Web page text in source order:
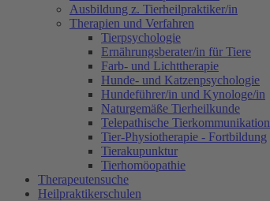
Ausbildung z. Tierheilpraktiker/in
Therapien und Verfahren
Tierpsychologie
Ernährungsberater/in für Tiere
Farb- und Lichttherapie
Hunde- und Katzenpsychologie
Hundeführer/in und Kynologe/in
Naturgemäße Tierheilkunde
Telepathische Tierkommunikation
Tier-Physiotherapie - Fortbildung
Tierakupunktur
Tierhomöopathie
Therapeutensuche
Heilpraktikerschulen